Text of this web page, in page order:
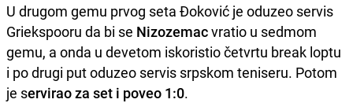
U drugom gemu prvog seta Đoković je oduzeo servis
Griekspooru da bi se Nizozemacvratio u sedmom
gemu, a onda u devetom iskoristio četvrtu break loptu
i po drugi put oduzeo servis srpskom teniseru. Potom
je servirao za set i poveo 1:0.